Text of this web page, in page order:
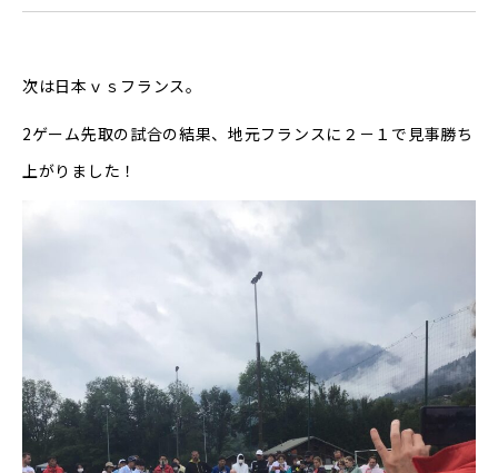
次は日本ｖｓフランス。
2ゲーム先取の試合の結果、地元フランスに２－１で見事勝ち
上がりました！